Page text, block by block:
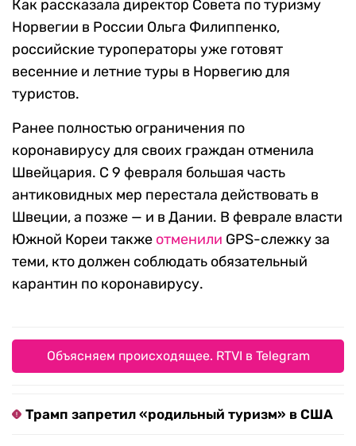
Как рассказала директор Совета по туризму
Норвегии в России Ольга Филиппенко,
российские туроператоры уже готовят
весенние и летние туры в Норвегию для
туристов.
Ранее полностью ограничения по
коронавирусу для своих граждан отменила
Швейцария. С 9 февраля большая часть
антиковидных мер перестала действовать в
Швеции, а позже — и в Дании. В феврале власти
Южной Кореи также отменили GPS-слежку за
теми, кто должен соблюдать обязательный
карантин по коронавирусу.
Объясняем происходящее. RTVI в Telegram
Трамп запретил «родильный туризм» в США